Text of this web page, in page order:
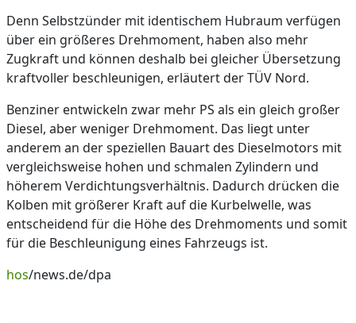
Denn Selbstzünder mit identischem Hubraum verfügen
über ein größeres Drehmoment, haben also mehr
Zugkraft und können deshalb bei gleicher Übersetzung
kraftvoller beschleunigen, erläutert der TÜV Nord.
Benziner entwickeln zwar mehr PS als ein gleich großer
Diesel, aber weniger Drehmoment. Das liegt unter
anderem an der speziellen Bauart des Dieselmotors mit
vergleichsweise hohen und schmalen Zylindern und
höherem Verdichtungsverhältnis. Dadurch drücken die
Kolben mit größerer Kraft auf die Kurbelwelle, was
entscheidend für die Höhe des Drehmoments und somit
für die Beschleunigung eines Fahrzeugs ist.
hos/news.de/dpa